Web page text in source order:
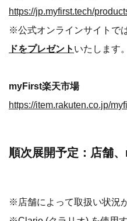
発売について
販売：
※公式オンラインサイトでは